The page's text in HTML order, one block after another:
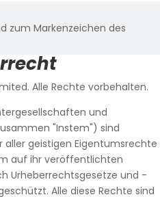
zum Markenzeichen des
Alle Rechte vorbehalten.
und
"Instem") sind
aller geistigen Eigentumsrechte
auf ihr veröffentlichten
Urheberrechtsgesetze und -
Alle diese Rechte sind